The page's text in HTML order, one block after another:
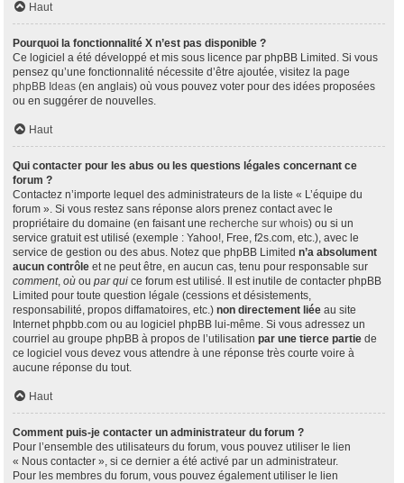
Haut
Pourquoi la fonctionnalité X n’est pas disponible ?
Ce logiciel a été développé et mis sous licence par phpBB Limited. Si vous
pensez qu’une fonctionnalité nécessite d’être ajoutée, visitez la page
phpBB Ideas (en anglais) où vous pouvez voter pour des idées proposées
ou en suggérer de nouvelles.
Haut
Qui contacter pour les abus ou les questions légales concernant ce
forum ?
Contactez n’importe lequel des administrateurs de la liste « L’équipe du
forum ». Si vous restez sans réponse alors prenez contact avec le
propriétaire du domaine (en faisant une recherche sur whois) ou si un
service gratuit est utilisé (exemple : Yahoo!, Free, f2s.com, etc.), avec le
service de gestion ou des abus. Notez que phpBB Limited n’a absolument
aucun contrôle et ne peut être, en aucun cas, tenu pour responsable sur
comment, où ou par qui ce forum est utilisé. Il est inutile de contacter phpBB
Limited pour toute question légale (cessions et désistements,
responsabilité, propos diffamatoires, etc.) non directement liée au site
Internet phpbb.com ou au logiciel phpBB lui-même. Si vous adressez un
courriel au groupe phpBB à propos de l’utilisation par une tierce partie de
ce logiciel vous devez vous attendre à une réponse très courte voire à
aucune réponse du tout.
Haut
Comment puis-je contacter un administrateur du forum ?
Pour l’ensemble des utilisateurs du forum, vous pouvez utiliser le lien
« Nous contacter », si ce dernier a été activé par un administrateur.
Pour les membres du forum, vous pouvez également utiliser le lien